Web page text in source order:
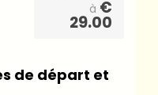
à €
29.00
de départ et